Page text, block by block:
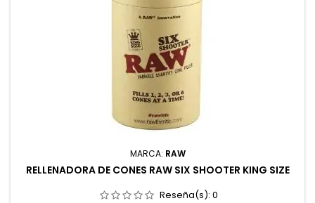
MARCA: RAW
RELLENADORA DE CONES RAW SIX SHOOTER KING SIZE
Reseña(s): 0